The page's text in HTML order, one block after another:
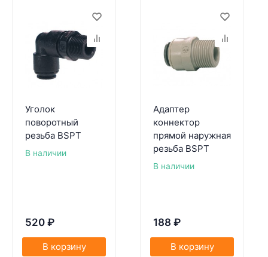
Уголок
поворотный
резьба BSPT
В наличии
520 ₽
В корзину
Адаптер
коннектор
прямой наружная
резьба BSPT
В наличии
188 ₽
В корзину